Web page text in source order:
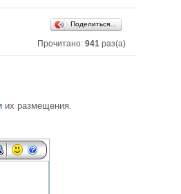
Поделиться…
Прочитано: 941 раз(а)
их размещения.